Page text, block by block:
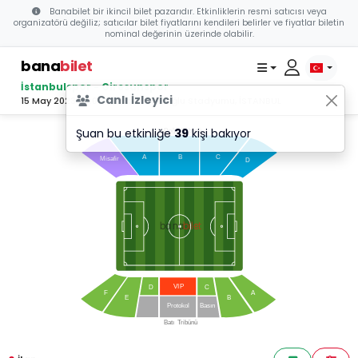
Banabilet bir ikincil bilet pazarıdır. Etkinliklerin resmi satıcısı veya
organizatörü değiliz; satıcılar bilet fiyatlarını kendileri belirler ve fiyatlar biletin
nominal değerinin üzerinde olabilir.
banabilet
İstanbulspor - Giresunspor
15 May 2023 20:00 - Necmi Kadıoğlu Stadyumu, İSTANBUL
Misafir
Protokol Basın
Doğu Tribünü
Batı Tribünü
VI P
D
C
B
A
F
E
D
C
B
A
banabilet
Canlı İzleyici
Şuan bu etkinliğe39kişi bakıyor